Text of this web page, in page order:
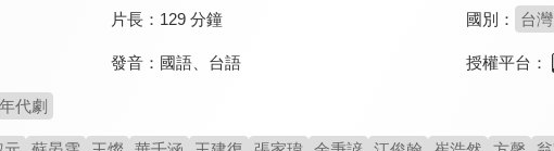
更新至第 163 集 全
片長： 129 分鐘 國別： 台灣
發音： 國語、 台語 授權平台：
年代劇